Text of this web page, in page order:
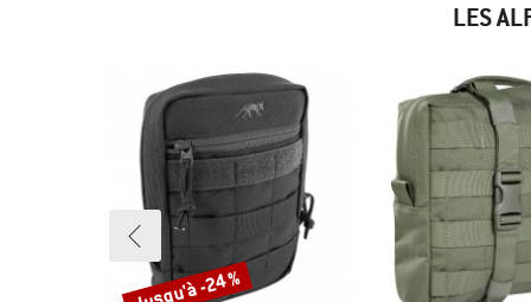
LES
Remise
Jusqu'à -24 %